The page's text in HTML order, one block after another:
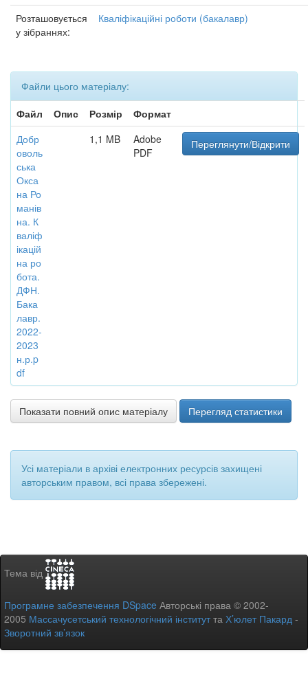
Розташовується
у зібраннях:
Кваліфікаційні роботи (бакалавр)
Файли цього матеріалу:
Файл
Опис Розмір
Формат
Добр
оволь
ська
Окса
на Ро
манів
на. К
валіф
ікацій
на ро
бота.
ДФН.
Бака
лавр.
2022-
2023
н.р.p
df
1,1 MB
Adobe
PDF
Переглянути/Відкрити
Показати повний опис матеріалу Перегляд статистики
Усі матеріали в архіві електронних ресурсів захищені
авторським правом, всі права збережені.
Тема від
Програмне забезпечення DSpace Авторські права © 2002-
2005 Массачусетський технологічний інститутта Х’юлет Пакард -
Зворотний зв’язок